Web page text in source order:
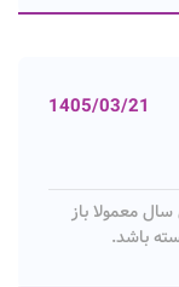
1405/03/21
معمولا باز
باشد.